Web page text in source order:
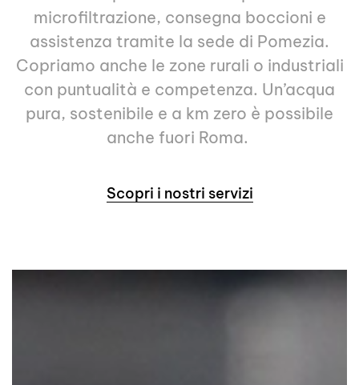
microfiltrazione, consegna boccioni e
assistenza tramite la sede di Pomezia.
Copriamo anche le zone rurali o industriali
con puntualità e competenza. Un’acqua
pura, sostenibile e a km zero è possibile
anche fuori Roma.
Scopri i nostri servizi